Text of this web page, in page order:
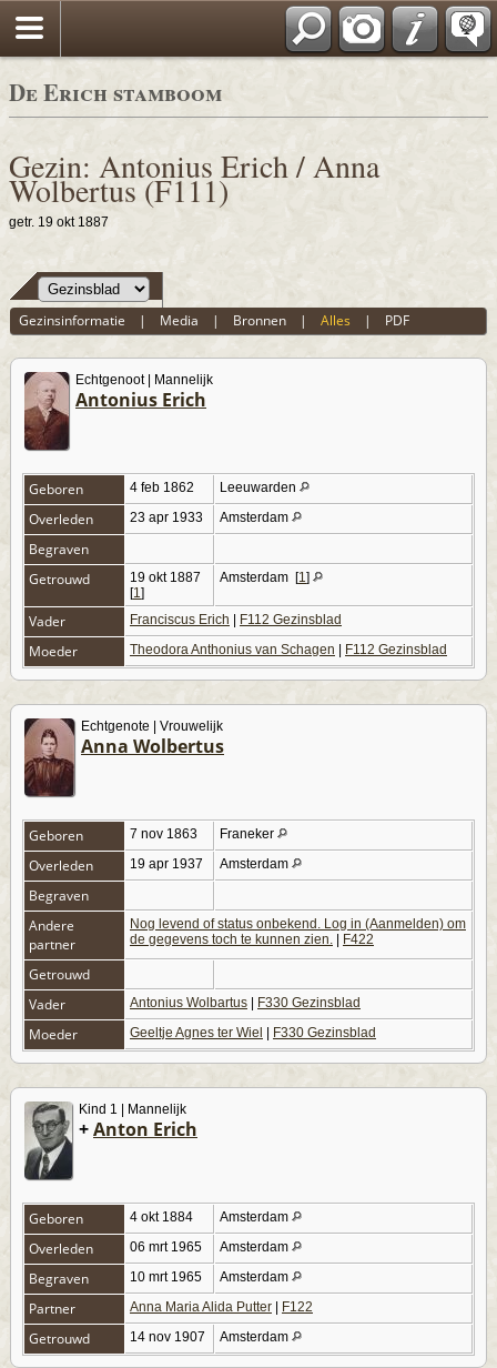
De Erich stamboom
Gezin: Antonius Erich / Anna
Wolbertus (F111)
getr. 19 okt 1887
Gezinsinformatie | Media | Bronnen |Alles | PDF
Echtgenoot | Mannelijk
Antonius Erich
Geboren 4 feb 1862 Leeuwarden
Overleden 23 apr 1933 Amsterdam
Begraven
Getrouwd
19 okt 1887
[1]
Amsterdam [1]
Vader Franciscus Erich F112 Gezinsblad
Moeder Theodora Anthonius van Schagen F112 Gezinsblad
Echtgenote | Vrouwelijk
Anna Wolbertus
Geboren 7 nov 1863 Franeker
Overleden 19 apr 1937 Amsterdam
Begraven
Andere
partner
Nog levend of status onbekend. Log in (Aanmelden) om
de gegevens toch te kunnen zien.
F422
Getrouwd
Vader
Antonius Wolbartus F330 Gezinsblad
Moeder Geeltje Agnes ter Wiel F330 Gezinsblad
Kind 1 | Mannelijk
+Anton Erich
Geboren 4 okt 1884 Amsterdam
Overleden 06 mrt 1965 Amsterdam
Begraven 10 mrt 1965 Amsterdam
Partner Anna Maria Alida Putter F122
Getrouwd 14 nov 1907 Amsterdam